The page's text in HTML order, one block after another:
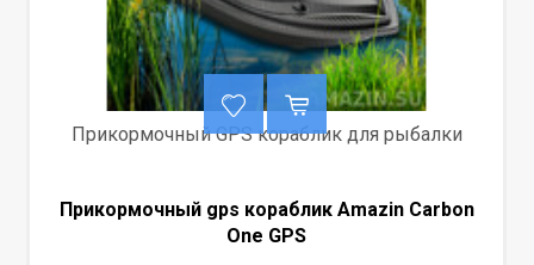
Прикормочный GPS кораблик для рыбалки
Прикормочный gps кораблик Amazin Carbon
One GPS